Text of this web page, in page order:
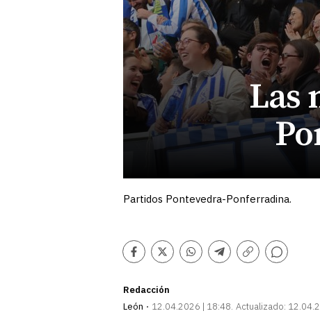
Las
Partidos Pontevedra-Ponferradina.
Facebook
TwitterWhatsapp
Telegram
Copiar
Comentarios
Redacción
León
12.04.2026 | 18:48 Actualizado: